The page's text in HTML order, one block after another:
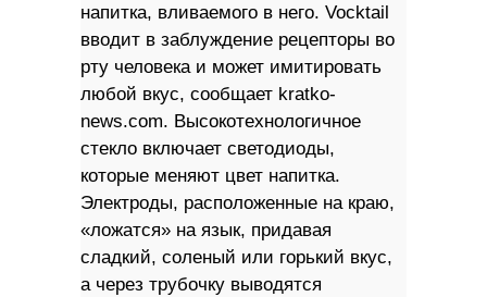
напитка, вливаемого в него. Vocktail
вводит в заблуждение рецепторы во
рту человека и может имитировать
любой вкус, сообщает kratko-
news.com. Высокотехнологичное
стекло включает светодиоды,
которые меняют цвет напитка.
Электроды, расположенные на краю,
«ложатся» на язык, придавая
сладкий, соленый или горький вкус,
а через трубочку выводятся